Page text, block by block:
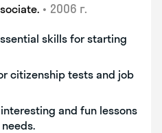
• 2006 г.
skills for starting
citizenship tests and job
and fun lessons